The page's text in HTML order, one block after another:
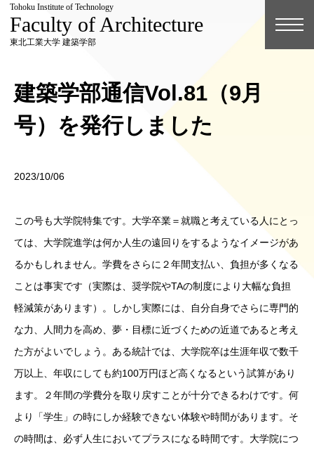
Tohoku Institute of Technology
Faculty of Architecture
東北工業大学 建築学部
建築学部通信Vol.81（9月
号）を発行しました
2023/10/06
この号も大学院特集です。大学卒業＝就職と考えている人にとっ
ては、大学院進学は何か人生の遠回りをするようなイメージがあ
るかもしれません。学費をさらに２年間支払い、負担が多くなる
ことは事実です（実際は、奨学院やTAの制度により大幅な負担
軽減策があります）。しかし実際には、自分自身でさらに専門的
な力、人間力を高め、夢・目標に近づくための近道であると考え
た方がよいでしょう。ある統計では、大学院卒は生涯年収で数千
万以上、年収にしても約100万円ほど高くなるという試算があり
ます。２年間の学費分を取り戻すことが十分できるわけです。何
より「学生」の時にしか経験できない体験や時間があります。そ
の時間は、必ず人生においてプラスになる時間です。大学院につ